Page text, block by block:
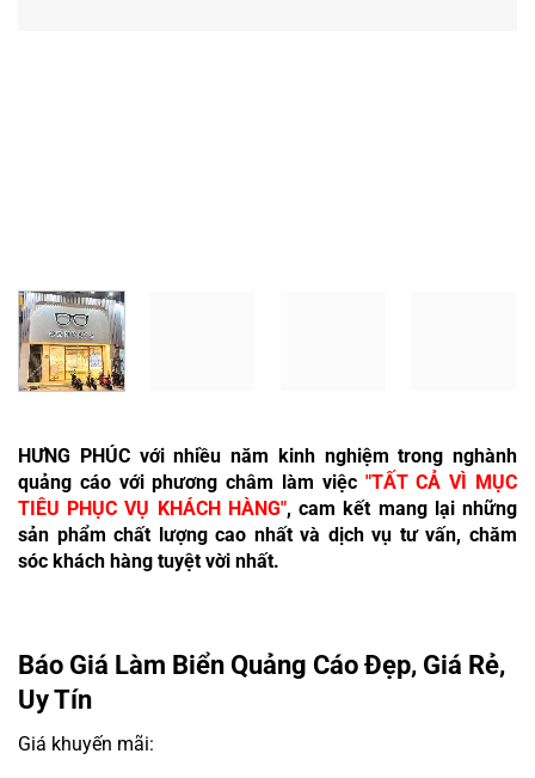
HƯNG PHÚC với nhiều năm kinh nghiệm trong nghành
quảng cáo với phương châm làm việc "TẤT CẢ VÌ MỤC
TIÊU PHỤC VỤ KHÁCH HÀNG", cam kết mang lại những
sản phẩm chất lượng cao nhất và dịch vụ tư vấn, chăm
sóc khách hàng tuyệt vời nhất.
Báo Giá Làm Biển Quảng Cáo Đẹp, Giá Rẻ,
Uy Tín
Giá khuyến mãi: